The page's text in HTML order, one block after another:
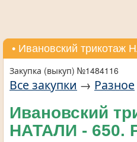
• Ивановский трикотаж
Закупка (выкуп) №1484116
Все закупки → Разное
Ивановский
НАТАЛИ - 650.